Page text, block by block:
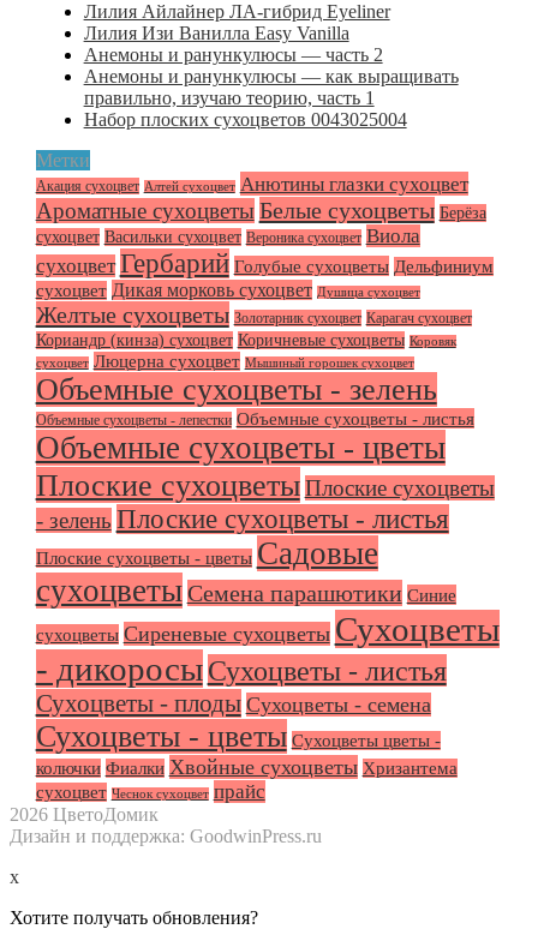
Лилия Айлайнер ЛА-гибрид Eyeliner
Лилия Изи Ванилла Easy Vanilla
Анемоны и ранункулюсы — часть 2
Анемоны и ранункулюсы — как выращивать
правильно, изучаю теорию, часть 1
Набор плоских сухоцветов 0043025004
Метки
Акация сухоцвет Алтей сухоцвет Анютины глазки сухоцвет
Ароматные сухоцветы Белые сухоцветы Берёза
сухоцвет Васильки сухоцвет Вероника сухоцвет Виола
сухоцвет Гербарий Голубые сухоцветы Дельфиниум
сухоцвет Дикая морковь сухоцвет Душица сухоцвет
Желтые сухоцветы Золотарник сухоцвет Карагач сухоцвет
Кориандр (кинза) сухоцвет Коричневые сухоцветы Коровяк
сухоцвет Люцерна сухоцвет Мышиный горошек сухоцвет
Объемные сухоцветы - зелень
Объемные сухоцветы - лепестки Объемные сухоцветы - листья
Объемные сухоцветы - цветы
Плоские сухоцветы Плоские сухоцветы
- зелень Плоские сухоцветы - листья
Плоские сухоцветы - цветы Садовые
сухоцветы Семена парашютики Синие
сухоцветы Сиреневые сухоцветы Сухоцветы
- дикоросы Сухоцветы - листья
Сухоцветы - плоды Сухоцветы - семена
Сухоцветы - цветы Сухоцветы цветы -
колючки Фиалки Хвойные сухоцветы Хризантема
сухоцвет Чеснок сухоцвет прайс
2026 ЦветоДомик
Дизайн и поддержка: GoodwinPress.ru
x
Хотите получать обновления?